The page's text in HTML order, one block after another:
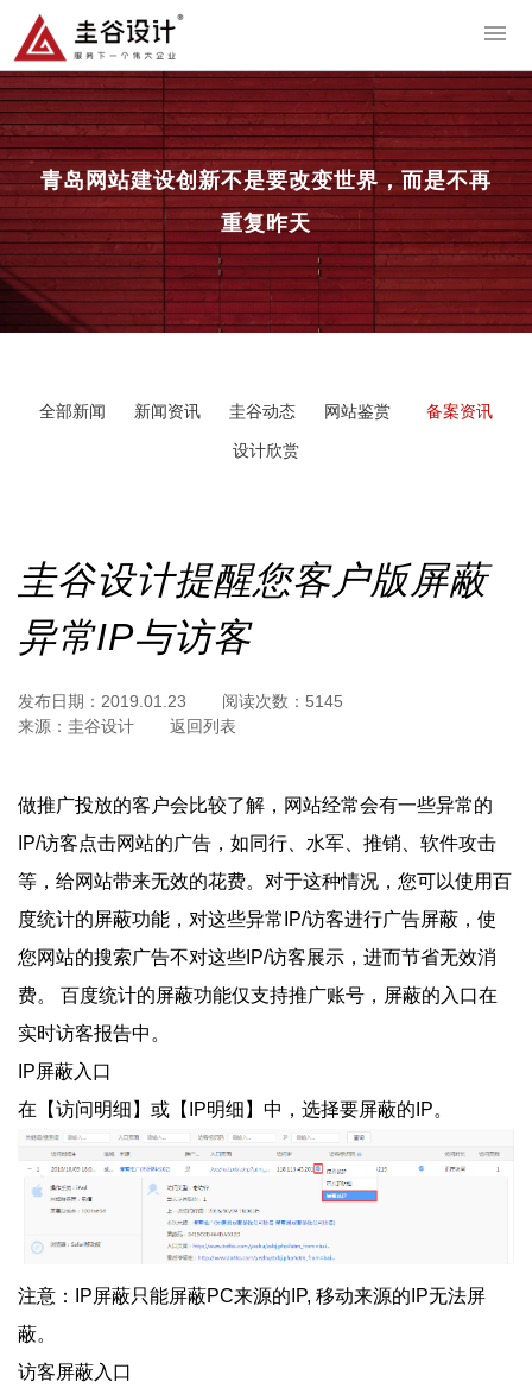
青岛网站建设创新不是要改变世界，而是不再
重复昨天
全部新闻 新闻资讯 圭谷动态 网站鉴赏 备案资讯
设计欣赏
圭谷设计提醒您客户版屏蔽
异常IP与访客
发布日期： 2019.01.23 阅读次数： 5145
来源： 圭谷设计 返回列表
做推广投放的客户会比较了解，网站经常会有一些异常的
IP/访客点击网站的广告，如同行、水军、推销、软件攻击
等，给网站带来无效的花费。对于这种情况，您可以使用百
度统计的屏蔽功能，对这些异常IP/访客进行广告屏蔽，使
您网站的搜索广告不对这些IP/访客展示，进而节省无效消
费。 百度统计的屏蔽功能仅支持推广账号，屏蔽的入口在
实时访客报告中。
IP屏蔽入口
在【访问明细】或【IP明细】中，选择要屏蔽的IP。
注意：IP屏蔽只能屏蔽PC来源的IP, 移动来源的IP无法屏
蔽。
访客屏蔽入口